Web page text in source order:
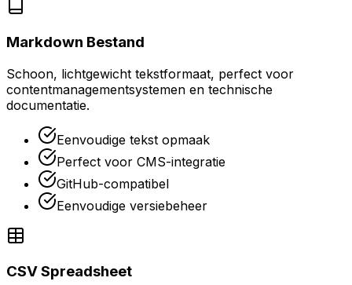
Markdown Bestand
Schoon, lichtgewicht tekstformaat, perfect voor
contentmanagementsystemen en technische
documentatie.
Eenvoudige tekst opmaak
Perfect voor CMS-integratie
GitHub-compatibel
Eenvoudige versiebeheer
CSV Spreadsheet